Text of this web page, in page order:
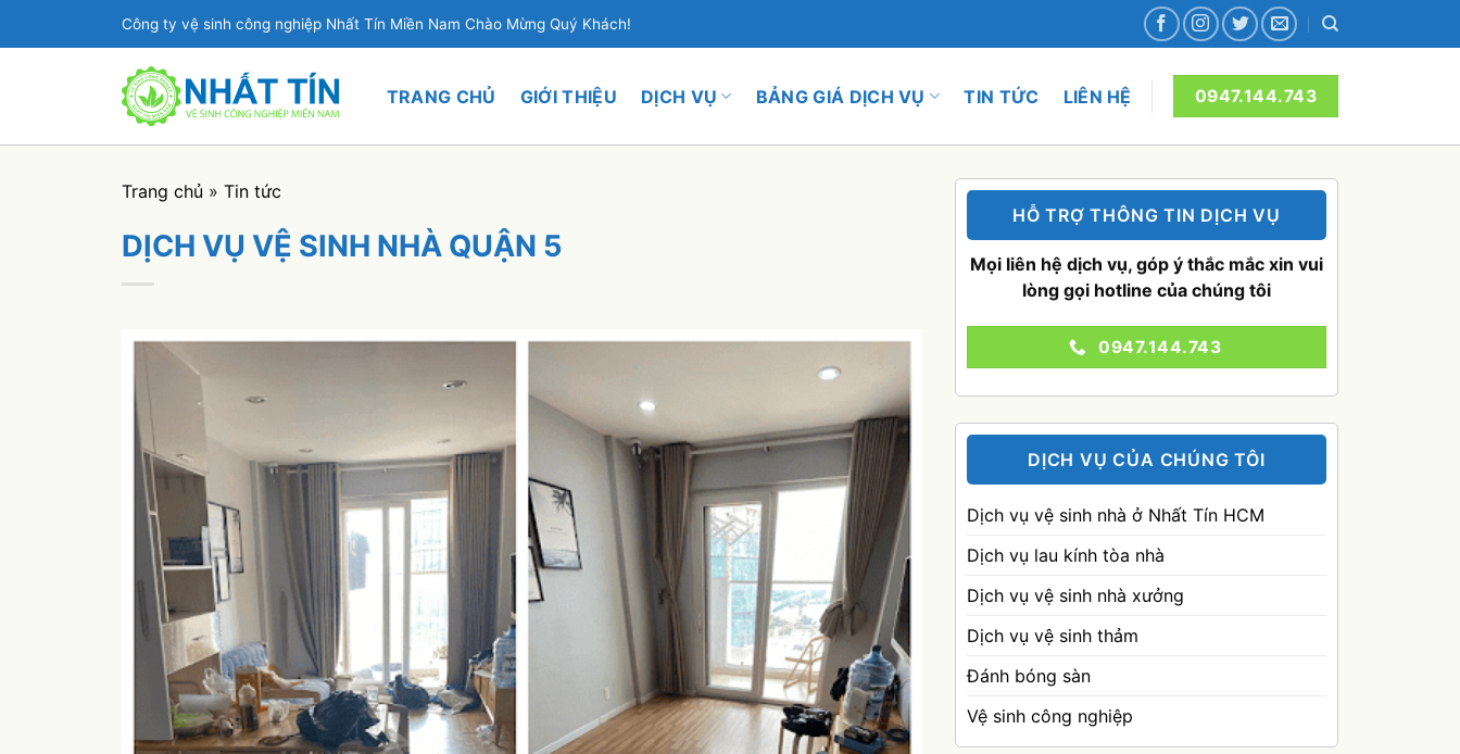
Công ty vệ sinh công nghiệp Nhất Tín Miền Nam Chào Mừng Quý Khách!
TRANG CHỦ GIỚI THIỆU DỊCH VỤ BẢNG GIÁ DỊCH VỤ TIN TỨC LIÊN HỆ 0947.144.743
Trang chủ » Tin tức
DỊCH VỤ VỆ SINH NHÀ QUẬN 5
HỖ TRỢ THÔNG TIN DỊCH VỤ
Mọi liên hệ dịch vụ, góp ý thắc mắc xin vui
lòng gọi hotline của chúng tôi
0947.144.743
DỊCH VỤ CỦA CHÚNG TÔI
Dịch vụ vệ sinh nhà ở Nhất Tín HCM
Dịch vụ lau kính tòa nhà
Dịch vụ vệ sinh nhà xưởng
Dịch vụ vệ sinh thảm
Đánh bóng sàn
Vệ sinh công nghiệp